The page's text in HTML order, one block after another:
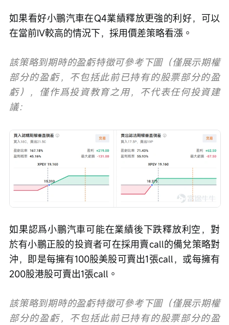
如果看好小鵬汽車在Q4業績釋放更強的利好，可以
在當前IV較高的情況下，採用價差策略看漲。
該策略到期時的盈虧特徵可參考下圖（僅展示期權
部分的盈虧，不包括此前已持有的股票部分的盈
虧），僅作爲投資教育之用，不代表任何投資建
議：
如果認爲小鵬汽車可能在業績後下跌釋放利空，對
於有小鵬正股的投資者可在採用賣call的備兌策略對
沖，即是每擁有100股美股可賣出1張call，或每擁有
200股港股可賣出1張call。
該策略到期時的盈虧特徵可參考下圖（僅展示期權
部分的盈虧，不包括此前已持有的股票部分的盈